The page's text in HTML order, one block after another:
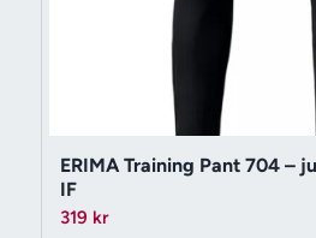
ERIMA Training Pant 704 –
IF
319 kr